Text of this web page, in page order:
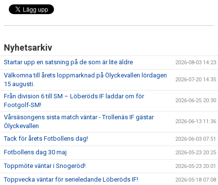
Nyhetsarkiv
Startar upp en satsning på de som är lite äldre 2026-08-03 14:23
Välkomna till årets loppmarknad på Ölyckevallen lördagen
15 augusti.
2026-07-20 14:35
Från division 6 till SM – Löberöds IF laddar om för
Footgolf-SM!
2026-06-25 20:30
Vårsäsongens sista match väntar - Trollenäs IF gästar
Ölyckevallen
2026-06-13 11:36
Tack för årets Fotbollens dag! 2026-06-03 07:51
Fotbollens dag 30 maj 2026-05-23 20:25
Toppmöte väntar i Snogeröd! 2026-05-23 20:01
Toppvecka väntar för serieledande Löberöds IF! 2026-05-18 07:08